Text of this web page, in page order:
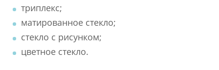
триплекс;
матированное стекло;
стекло с рисунком;
цветное стекло.